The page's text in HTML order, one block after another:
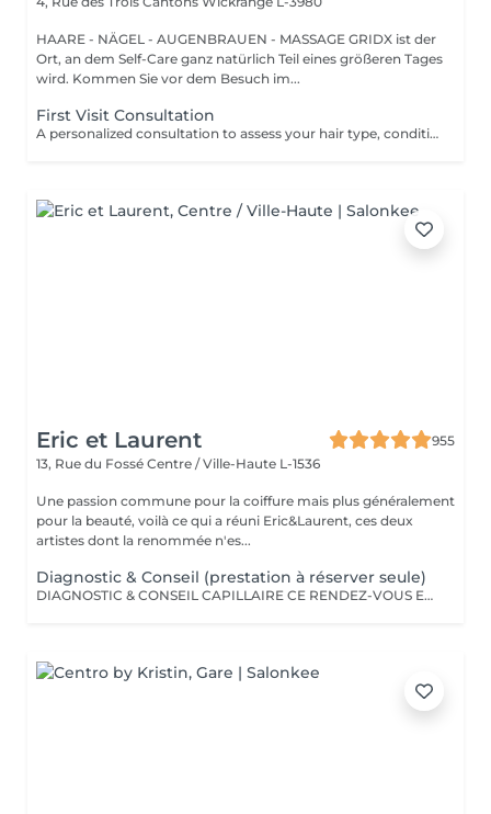
HAARE - NÄGEL - AUGENBRAUEN - MASSAGE GRIDX ist der
Ort, an dem Self-Care ganz natürlich Teil eines größeren Tages
wird. Kommen Sie vor dem Besuch im...
First Visit Consultation
A personalized consultation to assess your hair type, condition, and goals helping us recommend the perfect treatments, color, or cut to suit your style and lifestyle.
Eric et Laurent
955
13, Rue du Fossé Centre / Ville-Haute L-1536
Une passion commune pour la coiffure mais plus généralement
pour la beauté, voilà ce qui a réuni Eric&Laurent, ces deux
artistes dont la renommée n'es...
Diagnostic & Conseil (prestation à réserver seule)
DIAGNOSTIC & CONSEIL CAPILLAIRE CE RENDEZ-VOUS EST EXCLUSIVEMENT RÉSERVÉ À UNE PREMIÈRE RENCONTRE AVEC NOTRE EXPERT CAPILLAIRE AFIN DE RÉALISER UN DIAGNOSTIC PERSONNALISÉ DE VOS CHEVEUX ET DE VOTRE CUIR CHEVELU. CETTE CONSULTATION DOIT ÊTRE RÉSERVÉE SEULE ET NE PEUT ÊTRE ASSOCIÉE À AUCUNE AUTRE PRESTATION OU RÉSERVATION. À L'ISSUE DE CET ÉCHANGE, UN ACCOMPAGNEMENT ET DES RECOMMANDATIONS ADAPTÉS À VOS BESOINS POURRONT VOUS ÊTRE PROPOSÉS. Diagnostic & Conseil Capillaire Prenez un moment privilégié pour échanger autour de vos cheveux, de vos envies et de vos habitudes. Lors de ce rendez-vous, nous réalisons un diagnostic personnalisé du cuir chevelu et de la fibre capillaire, nous vous orientons vers les coupes, couleurs et traitements les plus adaptés à votre image, à votre routine et à la beauté naturelle de vos cheveux. Nous vous apportons également des conseils personnalisés sur l'entretien à la maison ainsi que sur les produits les plus adaptés à vos besoins pour prolonger les résultats et préserver la beauté de vos cheveux au quotidien. Ce moment permet aussi de répondre à toutes vos questions et de construire ensemble un résultat entièrement sur mesure.